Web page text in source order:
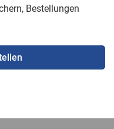
Bestellungen